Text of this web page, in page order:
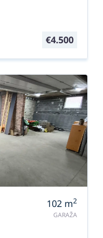
€4.500
102 m2
GARAŽA